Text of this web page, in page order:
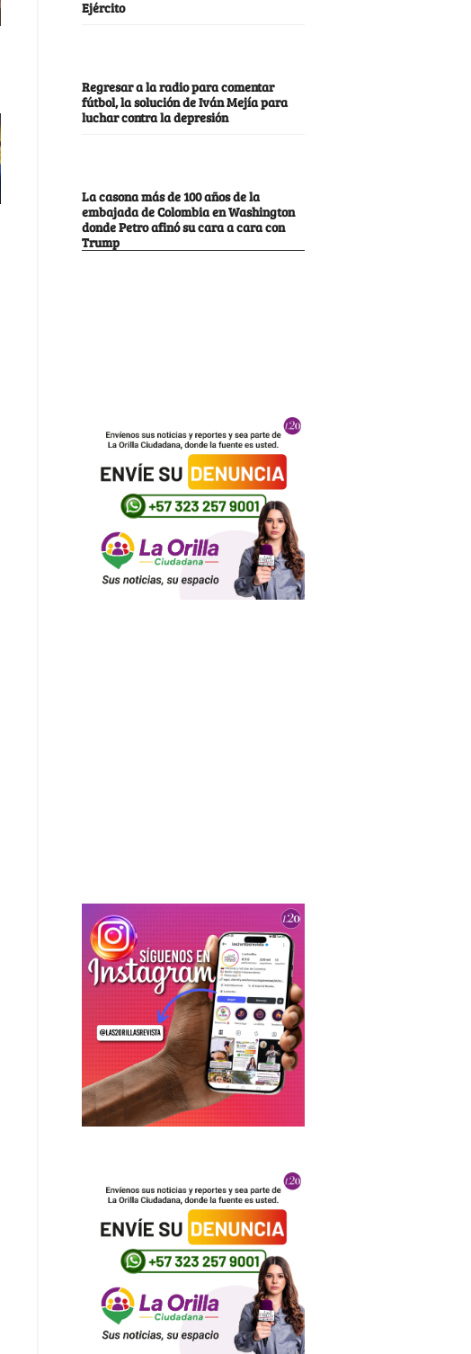
Ejército
Regresar a la radio para comentar
fútbol, la solución de Iván Mejía para
luchar contra la depresión
La casona más de 100 años de la
embajada de Colombia en Washington
donde Petro afinó su cara a cara con
Trump